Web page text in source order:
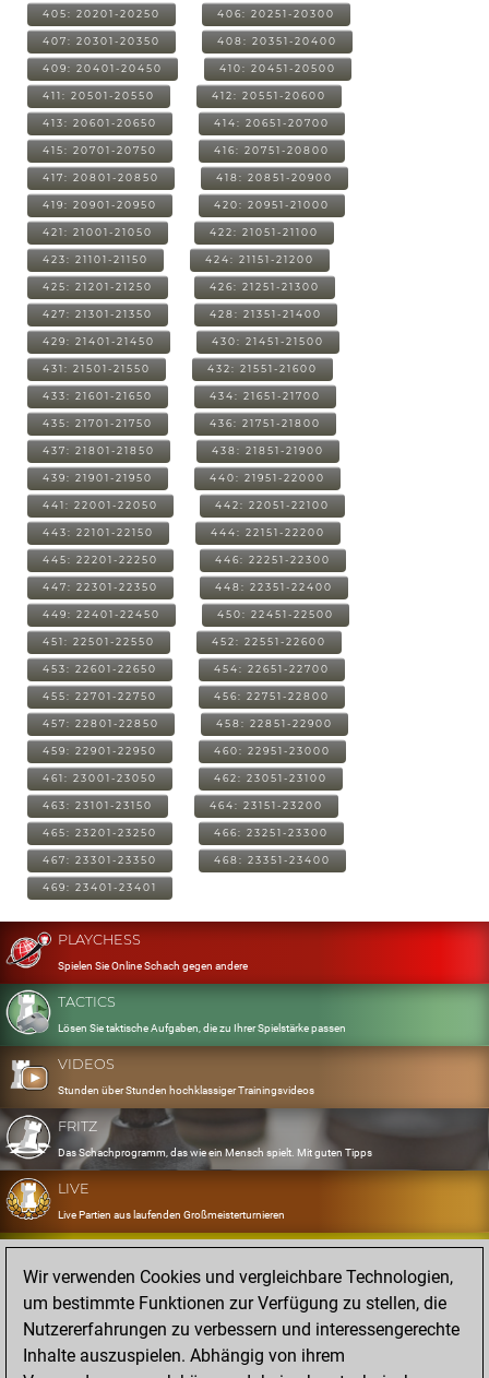
405: 20201-20250 406: 20251-20300
407: 20301-20350 408: 20351-20400
409: 20401-20450 410: 20451-20500
411: 20501-20550 412: 20551-20600
413: 20601-20650 414: 20651-20700
415: 20701-20750 416: 20751-20800
417: 20801-20850 418: 20851-20900
419: 20901-20950 420: 20951-21000
421: 21001-21050 422: 21051-21100
423: 21101-21150 424: 21151-21200
425: 21201-21250 426: 21251-21300
427: 21301-21350 428: 21351-21400
429: 21401-21450 430: 21451-21500
431: 21501-21550 432: 21551-21600
433: 21601-21650 434: 21651-21700
435: 21701-21750 436: 21751-21800
437: 21801-21850 438: 21851-21900
439: 21901-21950 440: 21951-22000
441: 22001-22050 442: 22051-22100
443: 22101-22150 444: 22151-22200
445: 22201-22250 446: 22251-22300
447: 22301-22350 448: 22351-22400
449: 22401-22450 450: 22451-22500
451: 22501-22550 452: 22551-22600
453: 22601-22650 454: 22651-22700
455: 22701-22750 456: 22751-22800
457: 22801-22850 458: 22851-22900
459: 22901-22950 460: 22951-23000
461: 23001-23050 462: 23051-23100
463: 23101-23150 464: 23151-23200
465: 23201-23250 466: 23251-23300
467: 23301-23350 468: 23351-23400
469: 23401-23401
PLAYCHESS
Spielen Sie Online Schach gegen andere
TACTICS
Lösen Sie taktische Aufgaben, die zu Ihrer Spielstärke passen
VIDEOS
Stunden über Stunden hochklassiger Trainingsvideos
FRITZ
Das Schachprogramm, das wie ein Mensch spielt. Mit guten Tipps
LIVE
Live Partien aus laufenden Großmeisterturnieren
OPENINGS
Erfassen und Üben Sie Ihr Eröffnungsrepertoire
DATABASE
Acht Millionen starke Partien
Wir verwenden Cookies und vergleichbare Technologien,
um bestimmte Funktionen zur Verfügung zu stellen, die
Nutzererfahrungen zu verbessern und interessengerechte
Inhalte auszuspielen. Abhängig von ihrem